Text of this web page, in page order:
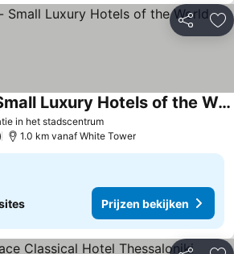
Delen
in het stadscentrum
The Excelsior - Small Luxury Hotels of the World
1.0 km vanaf White Tower
Prijzen bekijken